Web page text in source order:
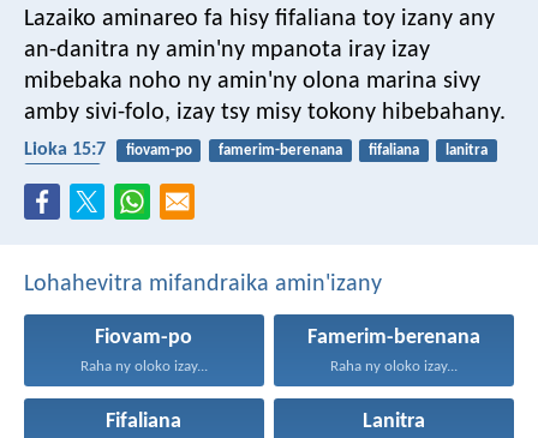
Lazaiko aminareo fa hisy fifaliana toy izany any
an-danitra ny amin'ny mpanota iray izay
mibebaka noho ny amin'ny olona marina sivy
amby sivi-folo, izay tsy misy tokony hibebahany.
Lioka 15:7 fiovam-po famerim-berenana fifaliana
lanitra
Lohahevitra mifandraika amin'izany
Fiovam-po
Raha ny oloko izay...
Famerim-berenana
Raha ny oloko izay...
Fifaliana Lanitra